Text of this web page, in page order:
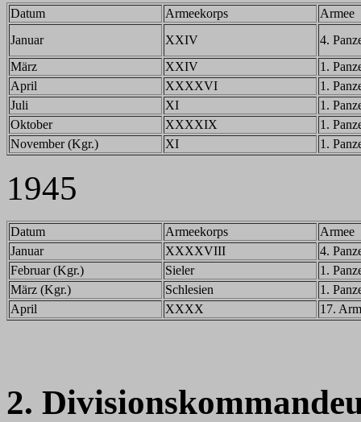
Datum Armeekorps
Armee
Januar
XXIV
4.
März
XXIV
1.
April
XXXXVI
1.
Juli
XI
1.
Oktober
XXXXIX
1.
November (Kgr.)
XI 1.
1945
Datum Armeekorps
Armee
Januar
XXXXVIII
4.
Februar (Kgr.)
Sieler
1.
März (Kgr.)
Schlesien
1.
April
XXXX 17.
2.